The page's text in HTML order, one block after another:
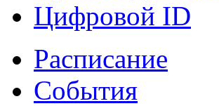
Цифровой ID
Расписание
События